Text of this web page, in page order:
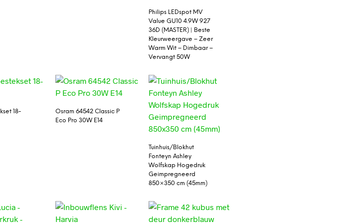
Philips LEDspot MV
Value GU10 4.9W 927
36D (MASTER) | Beste
Kleurweergave – Zeer
Warm Wit – Dimbaar –
Vervangt 50W
18-
Osram 64542 Classic P
Eco Pro 30W E14
Tuinhuis/Blokhut
Fonteyn Ashley
Wolfskap Hogedruk
Geimpregneerd
850×350 cm (45mm)